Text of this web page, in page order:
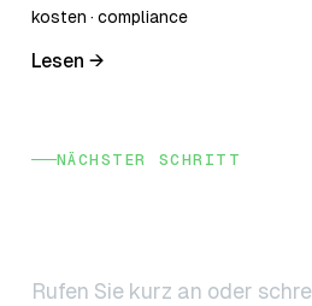
kosten · compliance
Lesen →
NÄCHSTER SCHRITT
Rufen Sie kurz an oder